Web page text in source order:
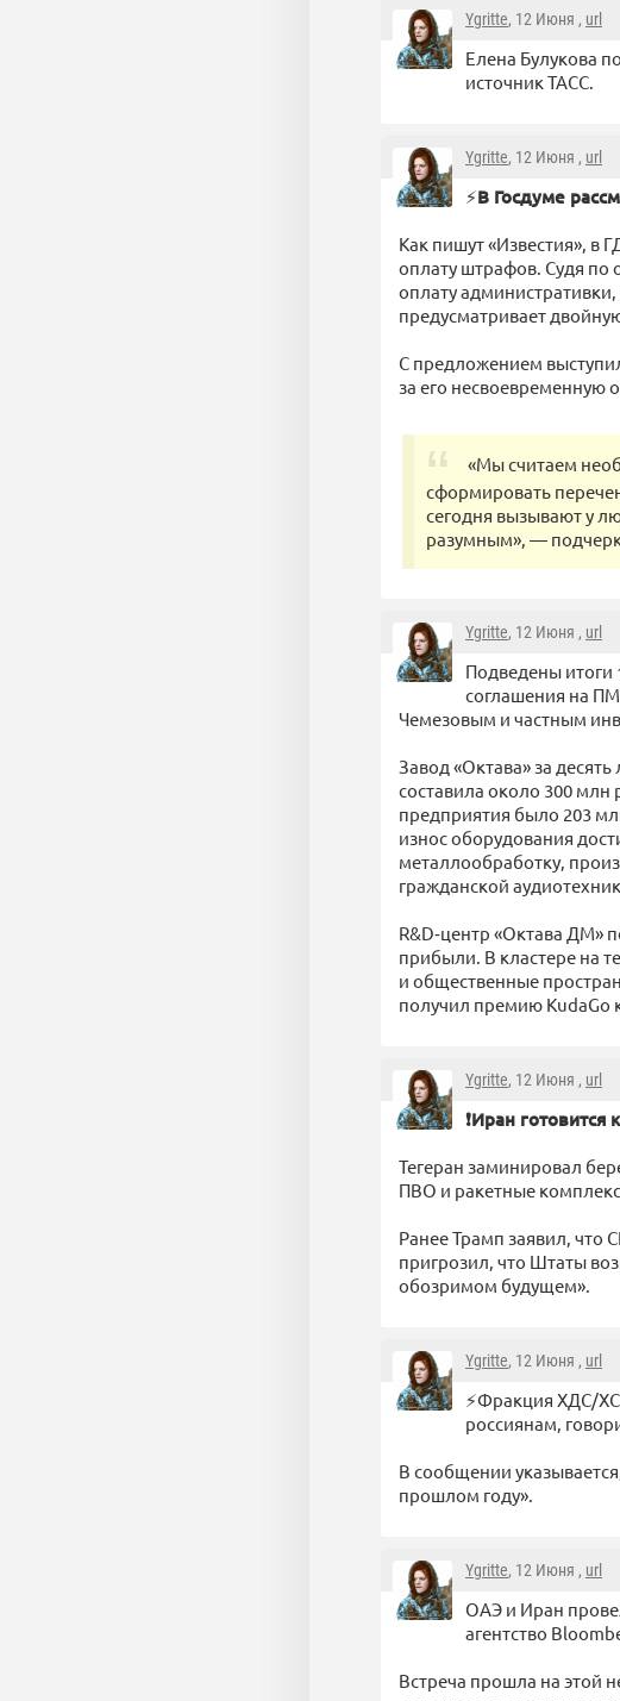
Ygritte, 12 Июня , url
Елена Булукова
источник ТАСС.
Ygritte, 12 Июня , url
⚡️В Госдуме
Как пишут «Известия», в
оплату штрафов. Судя по
оплату
предусматривает
С предложением
за его несвоевременную
«Мы считаем
сформировать
сегодня вызывают у
разумным», —
Ygritte, 12 Июня , url
Подведены итоги
соглашения на
Чемезовым и частным
Завод «Октава» за
составила около 300 млн
предприятия было 203
износ оборудования
металлообработку,
гражданской
R&D‑центр «Октава ДМ»
прибыли. В кластере на
и общественные
получил премию KudaGo
Ygritte, 12 Июня , url
❗️Иран
Тегеран заминировал
ПВО и ракетные
Ранее Трамп заявил, что
пригрозил, что Штаты
обозримом будущем».
Ygritte, 12 Июня , url
⚡️Фракция ХДС/
россиянам,
В сообщении
прошлом году».
Ygritte, 12 Июня , url
ОАЭ и Иран
агентство
Встреча прошла на этой